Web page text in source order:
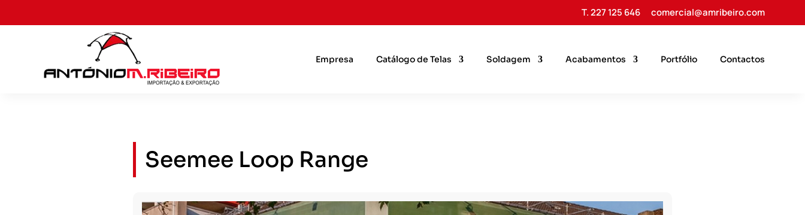
T. 227 125 646 comercial@amribeiro.com
Empresa Catálogo de Telas Soldagem Acabamentos Portfólio Contactos
Seemee Loop Range